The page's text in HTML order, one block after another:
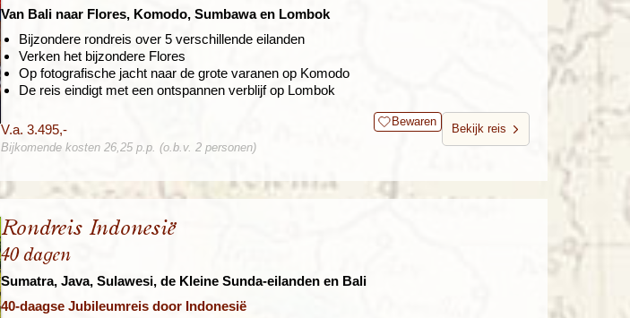
Van Bali naar Flores, Komodo, Sumbawa en Lombok
Bijzondere rondreis over 5 verschillende eilanden
Verken het bijzondere Flores
Op fotografische jacht naar de grote varanen op Komodo
De reis eindigt met een ontspannen verblijf op Lombok
V.a. 3.495,- Bewaren
Bekijk reis
Bijkomende kosten 26,25 p.p. (o.b.v. 2 personen)
Rondreis Indonesië
40 dagen
Sumatra, Java, Sulawesi, de Kleine Sunda-eilanden en Bali
40-daagse Jubileumreis door Indonesië